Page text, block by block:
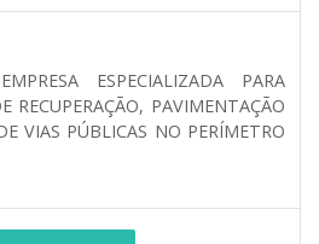
ESPECIALIZADA PARA
RECUPERAÇÃO, PAVIMENTAÇÃO
VIAS PÚBLICAS NO PERÍMETRO